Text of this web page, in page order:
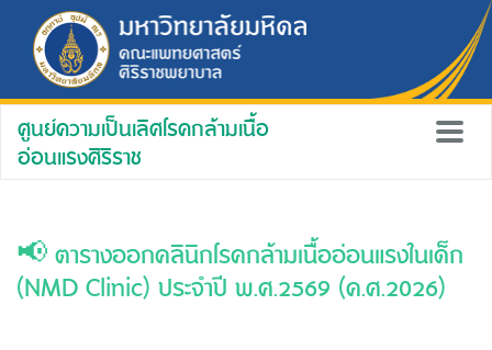
ศูนย์ความเป็นเลิศโรคกล้ามเนื้อ
อ่อนแรงศิริราช
📢 ตารางออกคลินิกโรคกล้ามเนื้ออ่อนแรงในเด็ก
(NMD Clinic) ประจำปี พ.ศ.2569 (ค.ศ.2026)